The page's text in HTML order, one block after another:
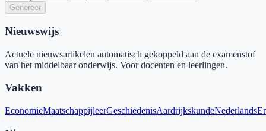
Genereer
Nieuwswijs
Actuele nieuwsartikelen automatisch gekoppeld aan de examenstof
van het middelbaar onderwijs. Voor docenten en leerlingen.
Vakken
EconomieMaatschappijleerGeschiedenisAardrijkskundeNederlands